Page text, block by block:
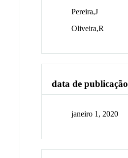
Pereira,J
Oliveira,R
data de publicação
janeiro 1, 2020